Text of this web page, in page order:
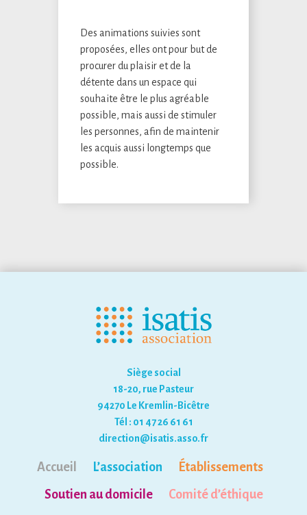
Des animations suivies sont
proposées, elles ont pour but de
procurer du plaisir et de la
détente dans un espace qui
souhaite être le plus agréable
possible, mais aussi de stimuler
les personnes, afin de maintenir
les acquis aussi longtemps que
possible.
Siège social
18-20, rue Pasteur
94270 Le Kremlin-Bicêtre
Tél : 01 47 26 61 61
direction@isatis.asso.fr
Accueil L’association
Établissements
Soutien au domicile
Comité d’éthique